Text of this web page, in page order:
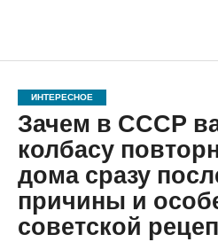
ИНТЕРЕСНОЕ
Зачем в СССР
колбасу
дома сразу
причины и
советской